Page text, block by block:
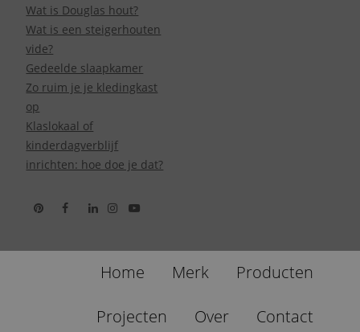
Wat is Douglas hout?
Wat is een steigerhouten
vide?
Gedeelde slaapkamer
Zo ruim je je kledingkast
op
Klaslokaal of
kinderdagverblijf
inrichten: hoe doe je dat?
Home Merk Producten
Projecten Over Contact